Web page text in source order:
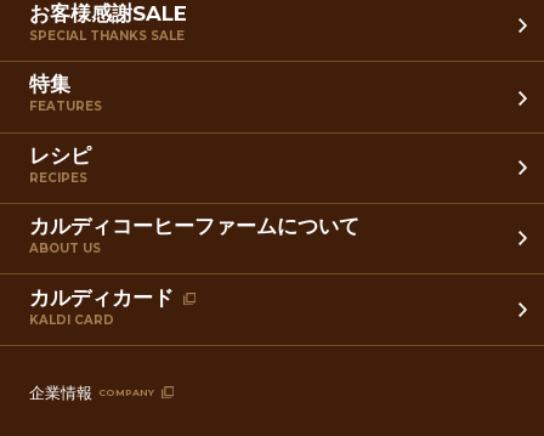
お客様感謝SALE
SPECIAL THANKS SALE
特集
FEATURES
レシピ
RECIPES
カルディコーヒーファームについて
ABOUT US
カルディカード
KALDI CARD
企業情報 COMPANY